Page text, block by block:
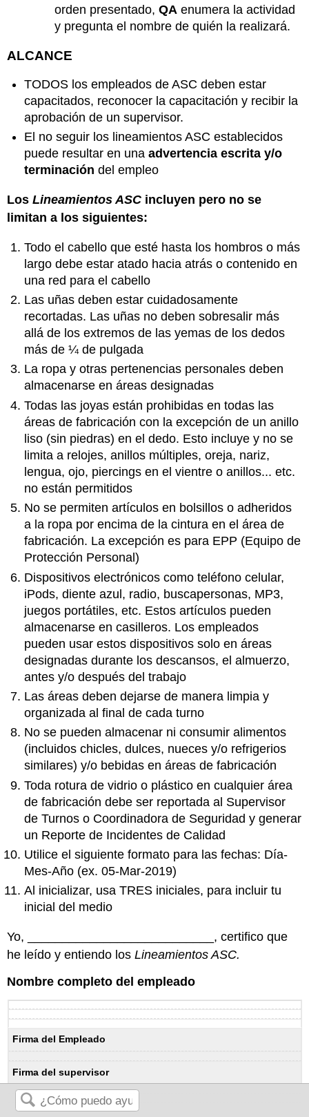
orden presentado,QA enumera la actividad
y pregunta el nombre de quién la realizará.
ALCANCE
TODOS los empleados de ASC deben estar
capacitados, reconocer la capacitación y recibir la
aprobación de un supervisor.
El no seguir los lineamientos ASC establecidos
puede resultar en unaadvertencia escrita y/o
terminación del empleo
Los Lineamientos ASC incluyen pero no se
limitan a los siguientes:
Todo el cabello que esté hasta los hombros o más
largo debe estar atado hacia atrás o contenido en
una red para el cabello
Las uñas deben estar cuidadosamente
recortadas. Las uñas no deben sobresalir más
allá de los extremos de las yemas de los dedos
más de ¼ de pulgada
La ropa y otras pertenencias personales deben
almacenarse en áreas designadas
Todas las joyas están prohibidas en todas las
áreas de fabricación con la excepción de un anillo
liso (sin piedras) en el dedo. Esto incluye y no se
limita a relojes, anillos múltiples, oreja, nariz,
lengua, ojo, piercings en el vientre o anillos... etc.
no están permitidos
No se permiten artículos en bolsillos o adheridos
a la ropa por encima de la cintura en el área de
fabricación. La excepción es para EPP (Equipo de
Protección Personal)
Dispositivos electrónicos como teléfono celular,
iPods, diente azul, radio, buscapersonas, MP3,
juegos portátiles, etc. Estos artículos pueden
almacenarse en casilleros. Los empleados
pueden usar estos dispositivos solo en áreas
designadas durante los descansos, el almuerzo,
antes y/o después del trabajo
Las áreas deben dejarse de manera limpia y
organizada al final de cada turno
No se pueden almacenar ni consumir alimentos
(incluidos chicles, dulces, nueces y/o refrigerios
similares) y/o bebidas en áreas de fabricación
Toda rotura de vidrio o plástico en cualquier área
de fabricación debe ser reportada al Supervisor
de Turnos o Coordinadora de Seguridad y generar
un Reporte de Incidentes de Calidad
Utilice el siguiente formato para las fechas: Día-
Mes-Año (ex. 05-Mar-2019)
Al inicializar, usa TRES iniciales, para incluir tu
inicial del medio
Yo, ___________________________, certifico que
he leído y entiendo losLineamientos ASC.
Nombre completo del empleado
Firma del Empleado
Firma del supervisor